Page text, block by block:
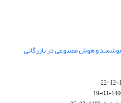
و هوش مصنوعی در بازرگانی
1400-